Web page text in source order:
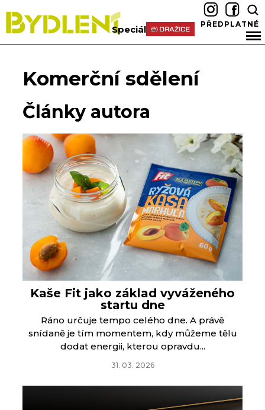
Speciál PŘEDPLATNÉ
Komerční sdělení
Články autora
Kaše Fit jako základ vyváženého
startu dne
Ráno určuje tempo celého dne. A právě
snídaně je tím momentem, kdy můžeme tělu
dodat energii, kterou opravdu...
31. 03. 2026